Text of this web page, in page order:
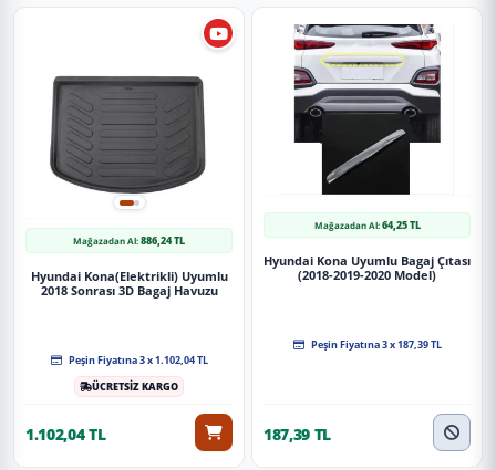
Mağazadan Al:886,24 TL
Hyundai Kona(Elektrikli) Uyumlu
2018 Sonrası 3D Bagaj Havuzu
Peşin Fiyatına 3 x 1.102,04 TL
ÜCRETSİZ KARGO
1.102,04 TL
Mağazadan Al:64,25 TL
Hyundai Kona Uyumlu Bagaj Çıtası
(2018-2019-2020 Model)
Peşin Fiyatına 3 x 187,39 TL
187,39 TL